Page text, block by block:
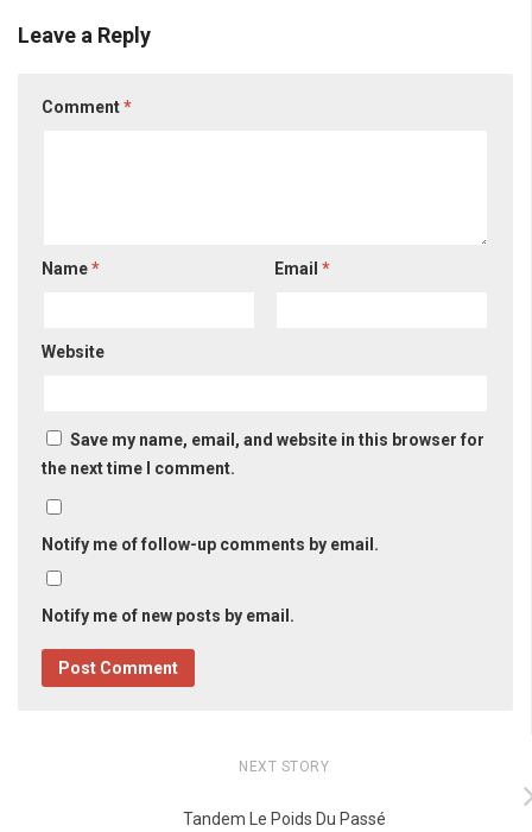
Leave a Reply
Comment*
Name* Email*
Website
Save my name, email, and website in this browser for
the next time I comment.
Notify me of follow-up comments by email.
Notify me of new posts by email.
NEXT STORY
Tandem Le Poids Du Passé